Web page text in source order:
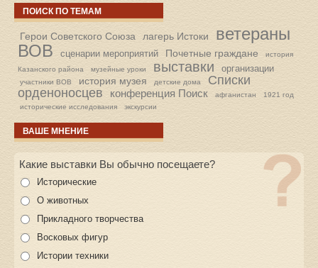
ПОИСК ПО ТЕМАМ
Герои Советского Союза лагерь Истоки
ветераны
ВОВ
сценарии мероприятий Почетные граждане
история
Казанского района
музейные уроки выставки организации
участники ВОВ история музея детские дома
Списки
орденоносцев
конференция Поиск афганистан
1921 год
исторические исследования
экскурсии
ВАШЕ МНЕНИЕ
Какие выставки Вы обычно посещаете?
Исторические
О животных
Прикладного творчества
Восковых фигур
Истории техники